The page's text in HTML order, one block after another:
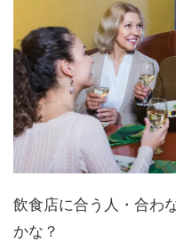
飲食店に合う人・合わ
かな？